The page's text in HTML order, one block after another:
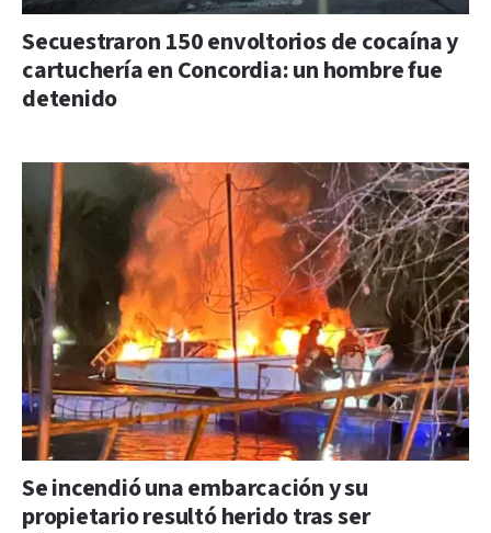
Secuestraron 150 envoltorios de cocaína y
cartuchería en Concordia: un hombre fue
detenido
Se incendió una embarcación y su
propietario resultó herido tras ser